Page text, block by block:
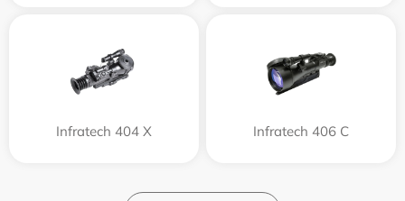
Infratech 404 Х Infratech 406 С